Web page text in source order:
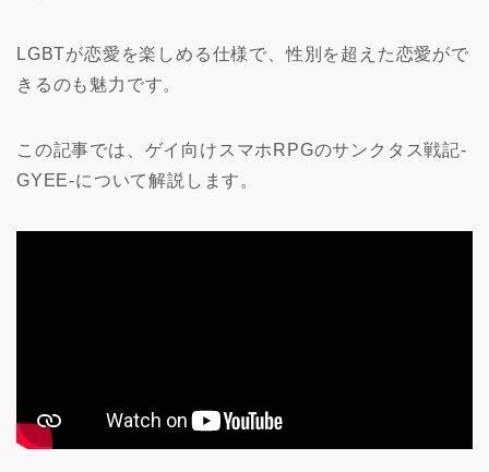
LGBTが恋愛を楽しめる仕様で、性別を超えた恋愛がで
きるのも魅力です。
この記事では、ゲイ向けスマホRPGのサンクタス戦記-
GYEE-について解説します。